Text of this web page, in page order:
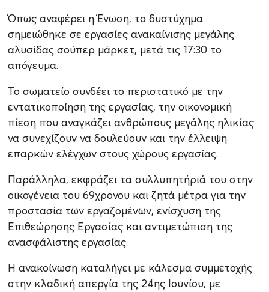
Όπως αναφέρει η Ένωση, το δυστύχημα
σημειώθηκε σε εργασίες ανακαίνισης μεγάλης
αλυσίδας σούπερ μάρκετ, μετά τις 17:30 το
απόγευμα.
Το σωματείο συνδέει το περιστατικό με την
εντατικοποίηση της εργασίας, την οικονομική
πίεση που αναγκάζει ανθρώπους μεγάλης ηλικίας
να συνεχίζουν να δουλεύουν και την έλλειψη
επαρκών ελέγχων στους χώρους εργασίας.
Παράλληλα, εκφράζει τα συλλυπητήριά του στην
οικογένεια του 69χρονου και ζητά μέτρα για την
προστασία των εργαζομένων, ενίσχυση της
Επιθεώρησης Εργασίας και αντιμετώπιση της
ανασφάλιστης εργασίας.
Η ανακοίνωση καταλήγει με κάλεσμα συμμετοχής
στην κλαδική απεργία της 24ης Ιουνίου, με